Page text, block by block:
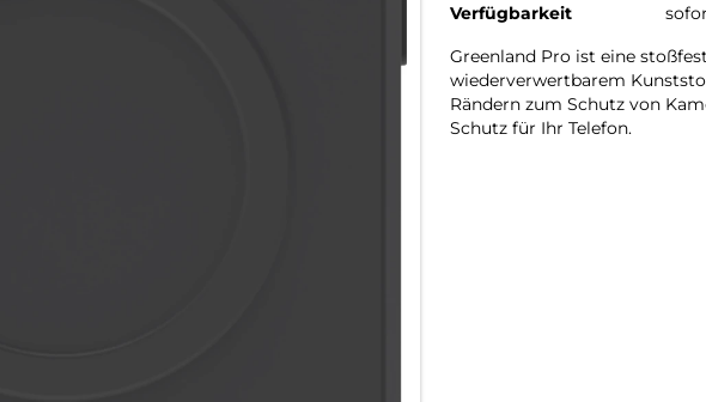
Verfügbarkeit
Greenland Pro ist eine
wiederverwertbarem
Rändern zum Schutz von
Schutz für Ihr Telefon.